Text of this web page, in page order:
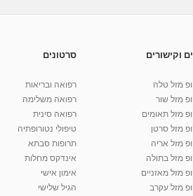
וקישורים
מזל טלה
מזל שור
מזל תאומים
מזל סרטן
מזל אריה
מזל בתולה
מזל מאזניים
מזל עקרב
סרטונים
רפואה ובריאות
רפואה משלימה
רפואה סינית
טיפולי נטורופתיה
תרופות סבתא
אינדקס מחלות
אימון אישי
הגיל שלישי